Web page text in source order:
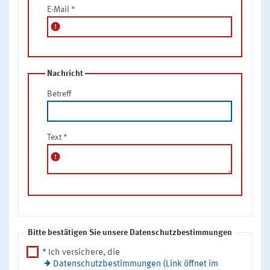
E-Mail *
error
Nachricht
Betreff
Text *
error
Bitte bestätigen Sie unsere Datenschutzbestimmungen
* Ich versichere, die
Datenschutzbestimmungen (Link öffnet im